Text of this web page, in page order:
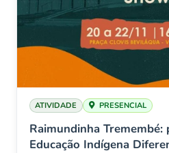
ATIVIDADE PRESENCIAL
Raimundinha
Educação Indígena